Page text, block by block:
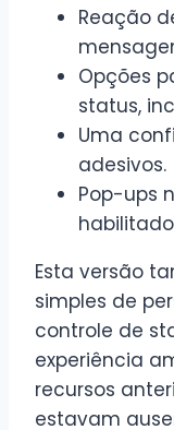
Reação
Opções
status,
Uma
adesivos.
Pop-ups
Esta versão
simples de
controle de
experiência
recursos
estavam